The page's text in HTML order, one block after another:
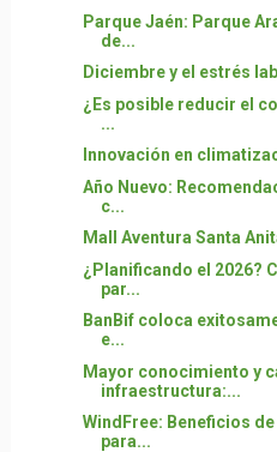
Parque Jaén: Parque
de...
Diciembre y el estrés
¿Es posible reducir el
...
Innovación en
Año Nuevo:
c...
Mall Aventura Santa
¿Planificando el 2026?
par...
BanBif coloca
e...
Mayor conocimiento y
infraestructura:...
WindFree: Beneficios
para...